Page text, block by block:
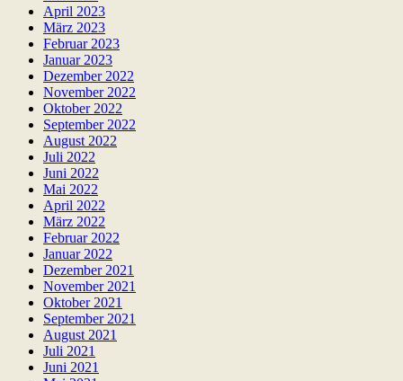
April 2023
März 2023
Februar 2023
Januar 2023
Dezember 2022
November 2022
Oktober 2022
September 2022
August 2022
Juli 2022
Juni 2022
Mai 2022
April 2022
März 2022
Februar 2022
Januar 2022
Dezember 2021
November 2021
Oktober 2021
September 2021
August 2021
Juli 2021
Juni 2021